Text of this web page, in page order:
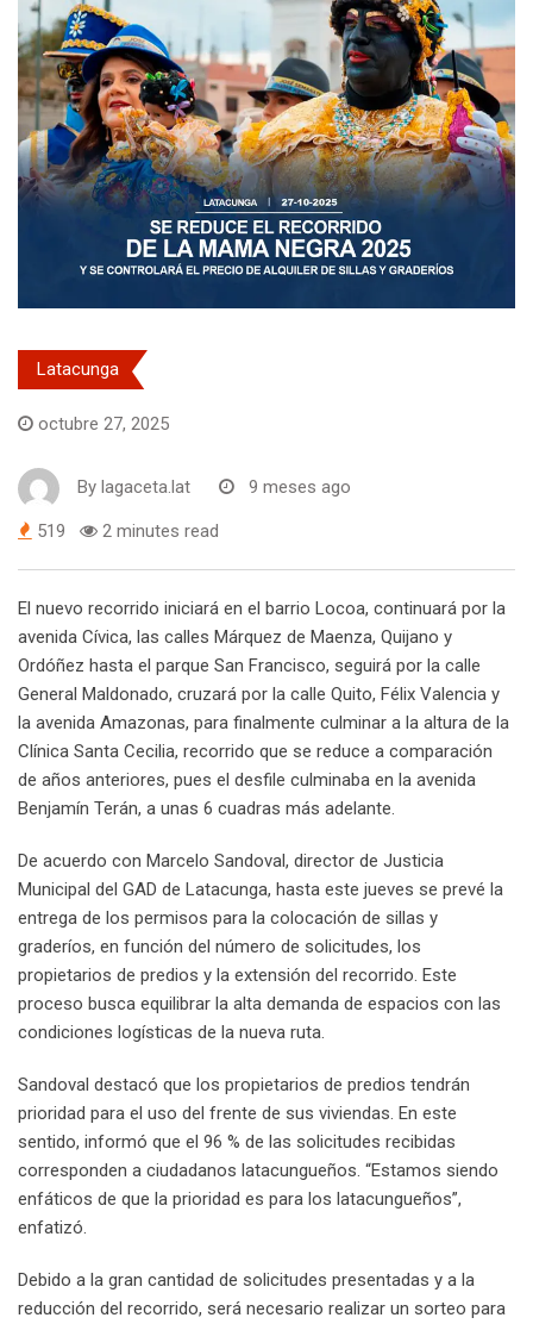
Latacunga
octubre 27, 2025
By lagaceta.lat 9 meses ago
519 2 minutes read
El nuevo recorrido iniciará en el barrio Locoa, continuará por la
avenida Cívica, las calles Márquez de Maenza, Quijano y
Ordóñez hasta el parque San Francisco, seguirá por la calle
General Maldonado, cruzará por la calle Quito, Félix Valencia y
la avenida Amazonas, para finalmente culminar a la altura de la
Clínica Santa Cecilia, recorrido que se reduce a comparación
de años anteriores, pues el desfile culminaba en la avenida
Benjamín Terán, a unas 6 cuadras más adelante.
De acuerdo con Marcelo Sandoval, director de Justicia
Municipal del GAD de Latacunga, hasta este jueves se prevé la
entrega de los permisos para la colocación de sillas y
graderíos, en función del número de solicitudes, los
propietarios de predios y la extensión del recorrido. Este
proceso busca equilibrar la alta demanda de espacios con las
condiciones logísticas de la nueva ruta.
Sandoval destacó que los propietarios de predios tendrán
prioridad para el uso del frente de sus viviendas. En este
sentido, informó que el 96 % de las solicitudes recibidas
corresponden a ciudadanos latacungueños. “Estamos siendo
enfáticos de que la prioridad es para los latacungueños”,
enfatizó.
Debido a la gran cantidad de solicitudes presentadas y a la
reducción del recorrido, será necesario realizar un sorteo para